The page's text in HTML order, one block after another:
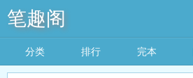
笔趣阁
分类 排行 完本